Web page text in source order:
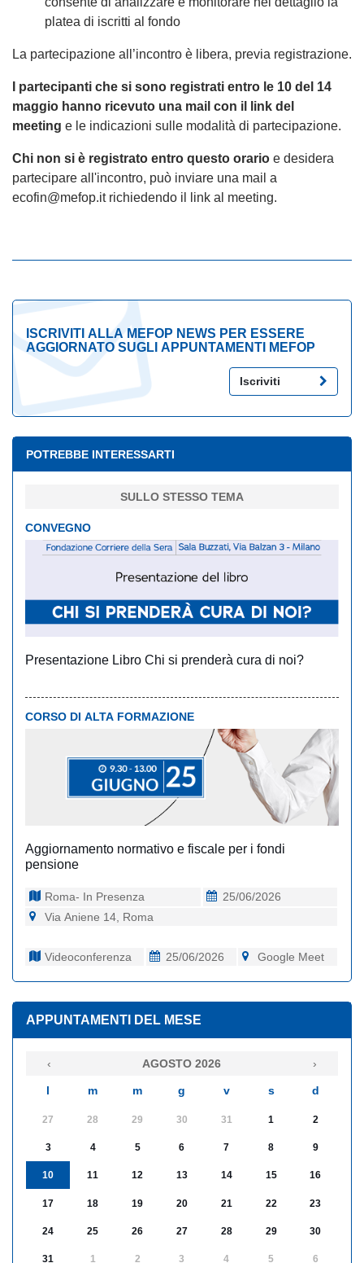
platea di iscritti al fondo
La partecipazione all’incontro è libera, previa registrazione.
I partecipanti che si sono registrati entro le 10 del 14
maggio hanno ricevuto una mail con il link del
meeting e le indicazioni sulle modalità di partecipazione.
Chi non si è registrato entro questo orario e desidera
partecipare all'incontro, può inviare una mail a
ecofin@mefop.it richiedendo il link al meeting.
ISCRIVITI ALLA MEFOP NEWS PER ESSERE
AGGIORNATO SUGLI APPUNTAMENTI MEFOP
Iscriviti
POTREBBE INTERESSARTI
SULLO STESSO TEMA
CONVEGNO
Presentazione Libro Chi si prenderà cura di noi?
CORSO DI ALTA FORMAZIONE
Aggiornamento normativo e fiscale per i fondi
pensione
Roma- In Presenza
25/06/2026
Via Aniene 14, Roma
Videoconferenza 25/06/2026 Google Meet
APPUNTAMENTI DEL MESE
‹ AGOSTO 2026 ›
l m m g v s d
27 28 29 30 31 1 2
3 4 5 6 7 8 9
10 11 12 13 14 15 16
17 18 19 20 21 22 23
24 25 26 27 28 29 30
31 1 2 3 4 5 6